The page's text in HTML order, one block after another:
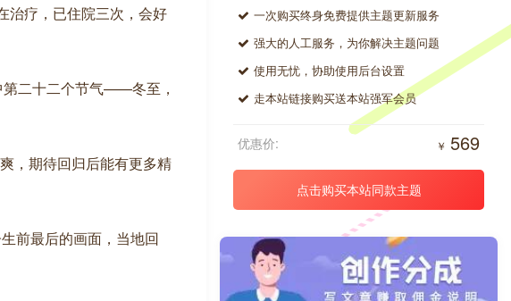
治疗，已住院三次，会好
第二十二个节气——冬至，
，期待回归后能有更多精
前最后的画面，当地回
一次购买终身免费提供主题更新服务
强大的人工服务，为你解决主题问题
使用无忧，协助使用后台设置
走本站链接购买送本站强军会员
￥ 569
优惠价:
点击购买本站同款主题